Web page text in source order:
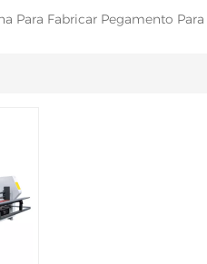
Para Fabricar Pegamento Para